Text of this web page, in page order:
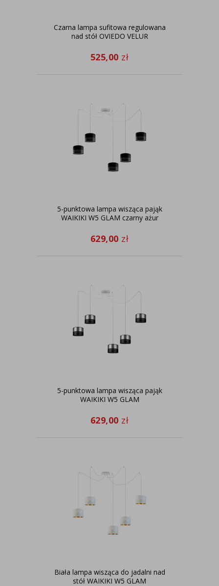
Czarna lampa sufitowa regulowana
nad stół OVIEDO VELUR
525,00 zł
5-punktowa lampa wisząca pająk
WAIKIKI W5 GLAM czarny ażur
629,00 zł
5-punktowa lampa wisząca pająk
WAIKIKI W5 GLAM
629,00 zł
Biała lampa wisząca do jadalni nad
stół WAIKIKI W5 GLAM